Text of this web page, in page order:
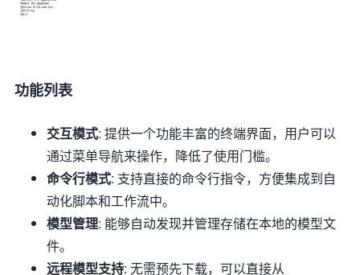
功能列表
交互模式: 提供一个功能丰富的终端界面，用户可以
通过菜单导航来操作，降低了使用门槛。
命令行模式: 支持直接的命令行指令，方便集成到自
动化脚本和工作流中。
模型管理: 能够自动发现并管理存储在本地的模型文
件。
远程模型支持: 无需预先下载，可以直接从